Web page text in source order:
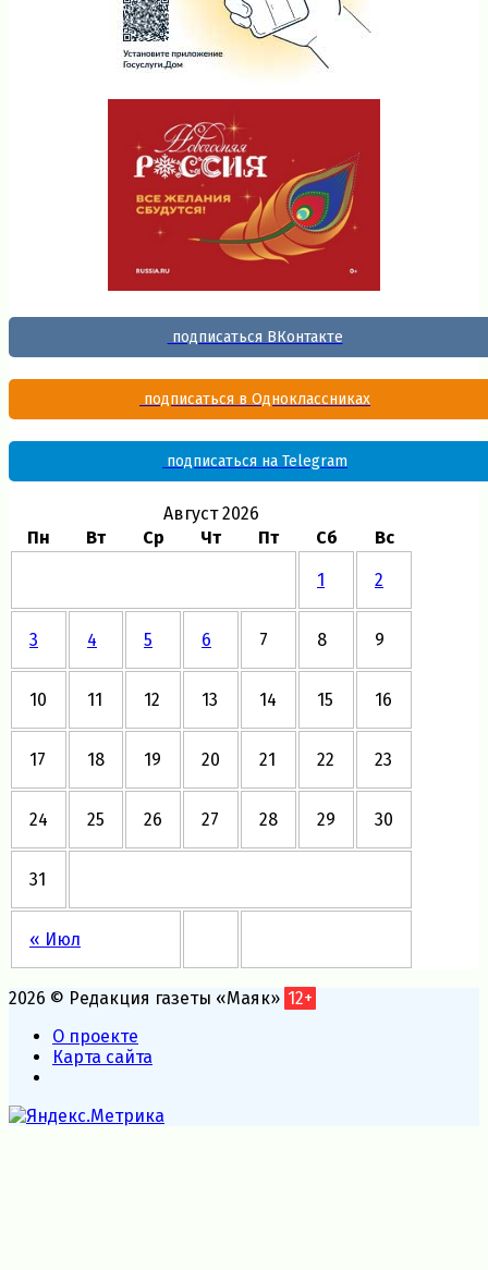
подписаться ВКонтакте
подписаться в Одноклассниках
подписаться на Telegram
Август 2026
Пн
Вт Ср Чт Пт Сб Вс
« Июл
1 2
3 4 5 6 7 8 9
10 11 12 13 14 15 16
17 18 19 20 21 22 23
24 25 26 27 28 29 30
31
2026 © Редакция газеты «Маяк» 12+
О проекте
Карта сайта